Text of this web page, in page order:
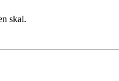
skal.